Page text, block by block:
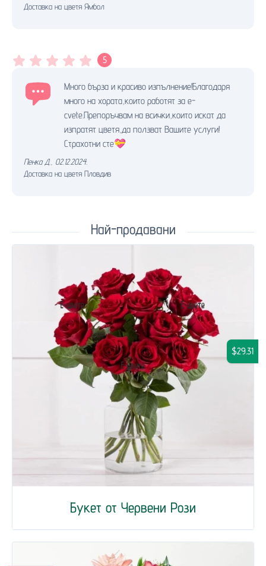
Доставка на цветя Ямбол
5
Много бърза и красиво изпълнение!Благодаря
много на хората,които работят за e-
cvete.Препоръчвам на всички,които искат да
изпратят цветя,да ползват Вашите услуги!
Страхотни сте💝
Пенка Д.
02.12.2024.
Доставка на цветя Пловдив
Най-продавани
Букет от Червени Рози
$29.31